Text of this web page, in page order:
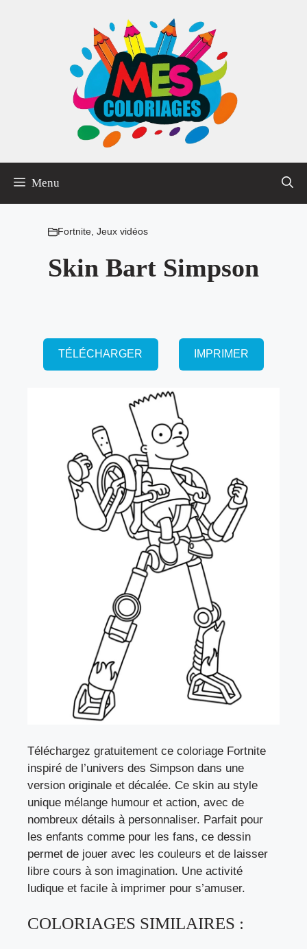
Menu
Fortnite, Jeux vidéos
Skin Bart Simpson
TÉLÉCHARGER IMPRIMER
Téléchargez gratuitement ce coloriage Fortnite
inspiré de l’univers des Simpson dans une
version originale et décalée. Ce skin au style
unique mélange humour et action, avec de
nombreux détails à personnaliser. Parfait pour
les enfants comme pour les fans, ce dessin
permet de jouer avec les couleurs et de laisser
libre cours à son imagination. Une activité
ludique et facile à imprimer pour s’amuser.
COLORIAGES SIMILAIRES :